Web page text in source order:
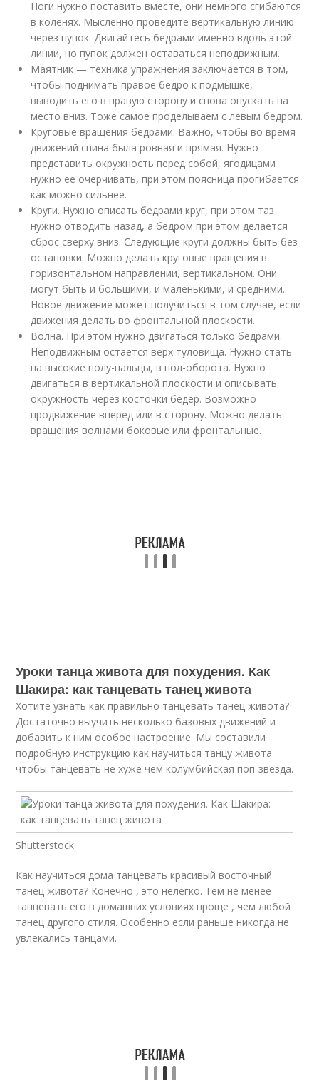
Ноги нужно поставить вместе, они немного сгибаются
в коленях. Мысленно проведите вертикальную линию
через пупок. Двигайтесь бедрами именно вдоль этой
линии, но пупок должен оставаться неподвижным.
Маятник — техника упражнения заключается в том,
чтобы поднимать правое бедро к подмышке,
выводить его в правую сторону и снова опускать на
место вниз. Тоже самое проделываем с левым бедром.
Круговые вращения бедрами. Важно, чтобы во время
движений спина была ровная и прямая. Нужно
представить окружность перед собой, ягодицами
нужно ее очерчивать, при этом поясница прогибается
как можно сильнее.
Круги. Нужно описать бедрами круг, при этом таз
нужно отводить назад, а бедром при этом делается
сброс сверху вниз. Следующие круги должны быть без
остановки. Можно делать круговые вращения в
горизонтальном направлении, вертикальном. Они
могут быть и большими, и маленькими, и средними.
Новое движение может получиться в том случае, если
движения делать во фронтальной плоскости.
Волна. При этом нужно двигаться только бедрами.
Неподвижным остается верх туловища. Нужно стать
на высокие полу-пальцы, в пол-оборота. Нужно
двигаться в вертикальной плоскости и описывать
окружность через косточки бедер. Возможно
продвижение вперед или в сторону. Можно делать
вращения волнами боковые или фронтальные.
Уроки танца живота для похудения. Как
Шакира: как танцевать танец живота
Хотите узнать как правильно танцевать танец живота?
Достаточно выучить несколько базовых движений и
добавить к ним особое настроение. Мы составили
подробную инструкцию как научиться танцу живота
чтобы танцевать не хуже чем колумбийская поп-звезда.
Shutterstock
Как научиться дома танцевать красивый восточный
танец живота? Конечно , это нелегко. Тем не менее
танцевать его в домашних условиях проще , чем любой
танец другого стиля. Особенно если раньше никогда не
увлекались танцами.